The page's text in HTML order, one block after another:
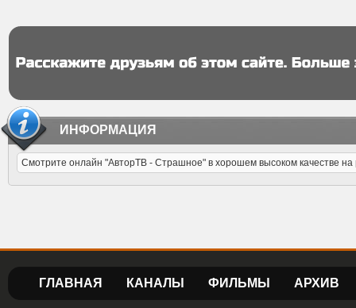
ИНФОРМАЦИЯ
Смотрите онлайн "АвторТВ - Страшное" в хорошем высоком качестве на
ГЛАВНАЯ КАНАЛЫ ФИЛЬМЫ АРХИВ